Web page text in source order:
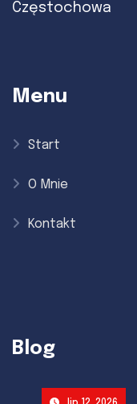
Częstochowa
Menu
Start
O Mnie
Kontakt
Blog